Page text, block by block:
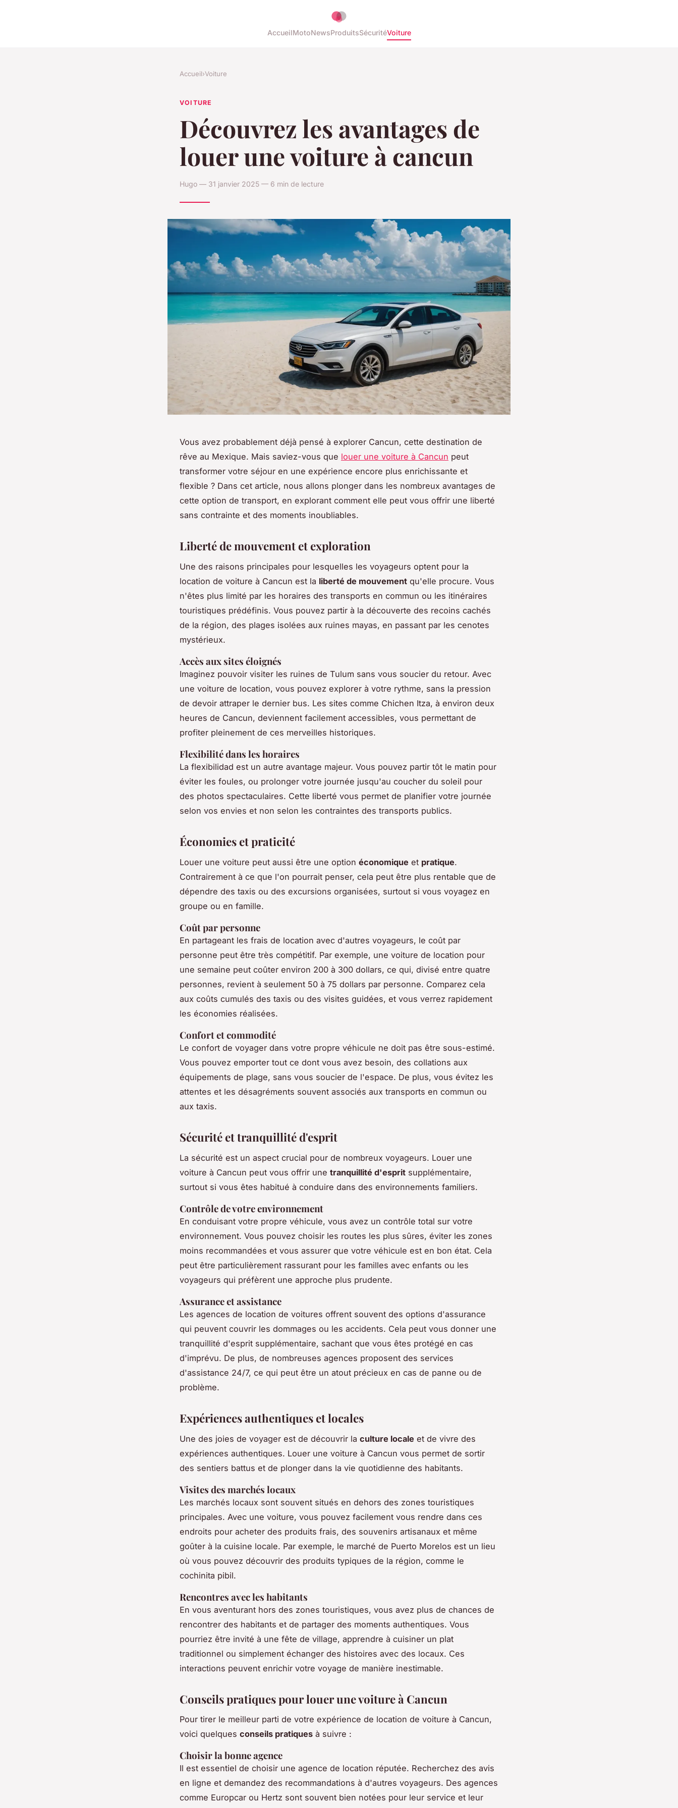
AccueilMotoNewsProduitsSécuritéVoiture
Accueil›Voiture
VOITURE
Découvrez les avantages de
louer une voiture à cancun
Hugo — 31 janvier 2025 — 6 min de lecture
Vous avez probablement déjà pensé à explorer Cancun, cette destination de
rêve au Mexique. Mais saviez-vous que louer une voiture à Cancun peut
transformer votre séjour en une expérience encore plus enrichissante et
flexible ? Dans cet article, nous allons plonger dans les nombreux avantages de
cette option de transport, en explorant comment elle peut vous offrir une liberté
sans contrainte et des moments inoubliables.
Liberté de mouvement et exploration
Une des raisons principales pour lesquelles les voyageurs optent pour la
location de voiture à Cancun est la liberté de mouvement qu'elle procure. Vous
n'êtes plus limité par les horaires des transports en commun ou les itinéraires
touristiques prédéfinis. Vous pouvez partir à la découverte des recoins cachés
de la région, des plages isolées aux ruines mayas, en passant par les cenotes
mystérieux.
Accès aux sites éloignés
Imaginez pouvoir visiter les ruines de Tulum sans vous soucier du retour. Avec
une voiture de location, vous pouvez explorer à votre rythme, sans la pression
de devoir attraper le dernier bus. Les sites comme Chichen Itza, à environ deux
heures de Cancun, deviennent facilement accessibles, vous permettant de
profiter pleinement de ces merveilles historiques.
Flexibilité dans les horaires
La flexibilidad est un autre avantage majeur. Vous pouvez partir tôt le matin pour
éviter les foules, ou prolonger votre journée jusqu'au coucher du soleil pour
des photos spectaculaires. Cette liberté vous permet de planifier votre journée
selon vos envies et non selon les contraintes des transports publics.
Économies et praticité
Louer une voiture peut aussi être une option économique et pratique.
Contrairement à ce que l'on pourrait penser, cela peut être plus rentable que de
dépendre des taxis ou des excursions organisées, surtout si vous voyagez en
groupe ou en famille.
Coût par personne
En partageant les frais de location avec d'autres voyageurs, le coût par
personne peut être très compétitif. Par exemple, une voiture de location pour
une semaine peut coûter environ 200 à 300 dollars, ce qui, divisé entre quatre
personnes, revient à seulement 50 à 75 dollars par personne. Comparez cela
aux coûts cumulés des taxis ou des visites guidées, et vous verrez rapidement
les économies réalisées.
Confort et commodité
Le confort de voyager dans votre propre véhicule ne doit pas être sous-estimé.
Vous pouvez emporter tout ce dont vous avez besoin, des collations aux
équipements de plage, sans vous soucier de l'espace. De plus, vous évitez les
attentes et les désagréments souvent associés aux transports en commun ou
aux taxis.
Sécurité et tranquillité d'esprit
La sécurité est un aspect crucial pour de nombreux voyageurs. Louer une
voiture à Cancun peut vous offrir une tranquillité d'esprit supplémentaire,
surtout si vous êtes habitué à conduire dans des environnements familiers.
Contrôle de votre environnement
En conduisant votre propre véhicule, vous avez un contrôle total sur votre
environnement. Vous pouvez choisir les routes les plus sûres, éviter les zones
moins recommandées et vous assurer que votre véhicule est en bon état. Cela
peut être particulièrement rassurant pour les familles avec enfants ou les
voyageurs qui préfèrent une approche plus prudente.
Assurance et assistance
Les agences de location de voitures offrent souvent des options d'assurance
qui peuvent couvrir les dommages ou les accidents. Cela peut vous donner une
tranquillité d'esprit supplémentaire, sachant que vous êtes protégé en cas
d'imprévu. De plus, de nombreuses agences proposent des services
d'assistance 24/7, ce qui peut être un atout précieux en cas de panne ou de
problème.
Expériences authentiques et locales
Une des joies de voyager est de découvrir la culture locale et de vivre des
expériences authentiques. Louer une voiture à Cancun vous permet de sortir
des sentiers battus et de plonger dans la vie quotidienne des habitants.
Visites des marchés locaux
Les marchés locaux sont souvent situés en dehors des zones touristiques
principales. Avec une voiture, vous pouvez facilement vous rendre dans ces
endroits pour acheter des produits frais, des souvenirs artisanaux et même
goûter à la cuisine locale. Par exemple, le marché de Puerto Morelos est un lieu
où vous pouvez découvrir des produits typiques de la région, comme le
cochinita pibil.
Rencontres avec les habitants
En vous aventurant hors des zones touristiques, vous avez plus de chances de
rencontrer des habitants et de partager des moments authentiques. Vous
pourriez être invité à une fête de village, apprendre à cuisiner un plat
traditionnel ou simplement échanger des histoires avec des locaux. Ces
interactions peuvent enrichir votre voyage de manière inestimable.
Conseils pratiques pour louer une voiture à Cancun
Pour tirer le meilleur parti de votre expérience de location de voiture à Cancun,
voici quelques conseils pratiques à suivre :
Choisir la bonne agence
Il est essentiel de choisir une agence de location réputée. Recherchez des avis
en ligne et demandez des recommandations à d'autres voyageurs. Des agences
comme Europcar ou Hertz sont souvent bien notées pour leur service et leur